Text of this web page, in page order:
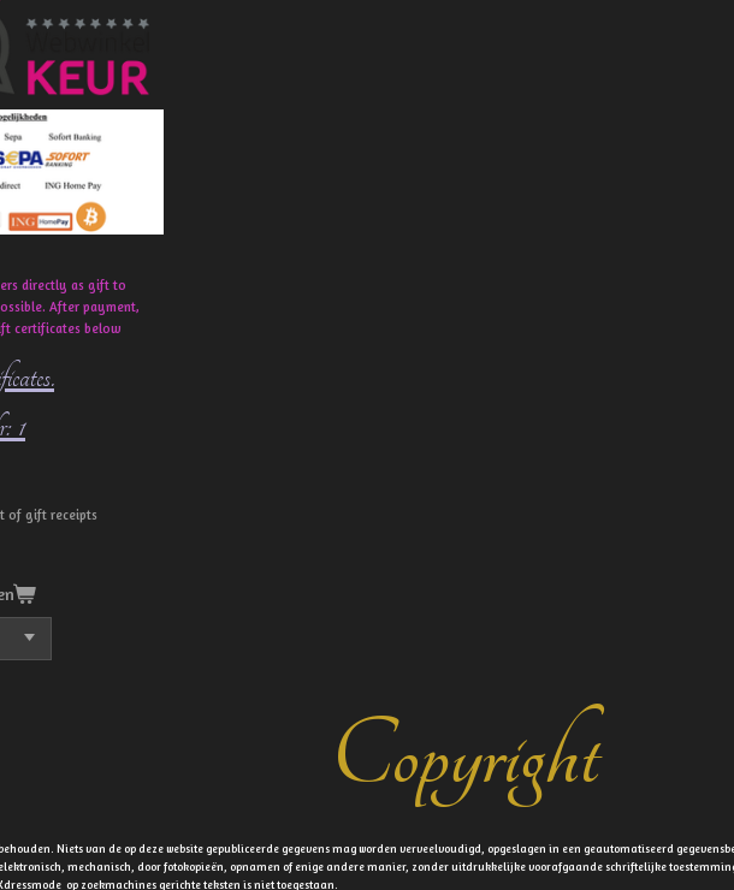
b
o
k
directly as gift to
After payment,
certificates below
1
of gift receipts
Copyright
Niets van de op deze website gepubliceerde gegevens mag worden verveelvoudigd, opgeslagen in een geautomatiseerd
mechanisch, door fotokopieën, opnamen of enige andere manier, zonder uitdrukkelijke voorafgaande schriftelijke
op zoekmachines gerichte teksten is niet toegestaan.